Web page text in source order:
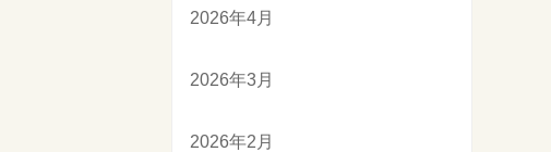
2026年4月
2026年3月
2026年2月